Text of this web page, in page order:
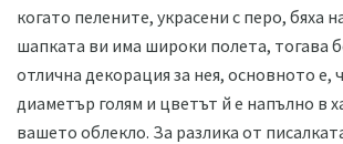
когато пелените, украсени с перо, бяха
шапката ви има широки полета, тогава
отлична декорация за нея, основното е,
диаметър голям и цветът й е напълно в
вашето облекло. За разлика от